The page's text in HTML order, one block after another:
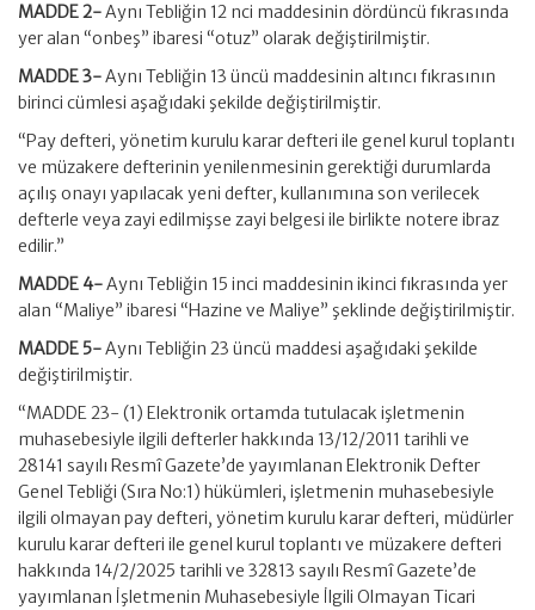
MADDE 2-Aynı Tebliğin 12 nci maddesinin dördüncü fıkrasında
yer alan “onbeş” ibaresi “otuz” olarak değiştirilmiştir.
MADDE 3-Aynı Tebliğin 13 üncü maddesinin altıncı fıkrasının
birinci cümlesi aşağıdaki şekilde değiştirilmiştir.
“Pay defteri, yönetim kurulu karar defteri ile genel kurul toplantı
ve müzakere defterinin yenilenmesinin gerektiği durumlarda
açılış onayı yapılacak yeni defter, kullanımına son verilecek
defterle veya zayi edilmişse zayi belgesi ile birlikte notere ibraz
edilir.”
MADDE 4-Aynı Tebliğin 15 inci maddesinin ikinci fıkrasında yer
alan “Maliye” ibaresi “Hazine ve Maliye” şeklinde değiştirilmiştir.
MADDE 5-Aynı Tebliğin 23 üncü maddesi aşağıdaki şekilde
değiştirilmiştir.
“MADDE 23- (1) Elektronik ortamda tutulacak işletmenin
muhasebesiyle ilgili defterler hakkında 13/12/2011 tarihli ve
28141 sayılı Resmî Gazete’de yayımlanan Elektronik Defter
Genel Tebliği (Sıra No:1) hükümleri, işletmenin muhasebesiyle
ilgili olmayan pay defteri, yönetim kurulu karar defteri, müdürler
kurulu karar defteri ile genel kurul toplantı ve müzakere defteri
hakkında 14/2/2025 tarihli ve 32813 sayılı Resmî Gazete’de
yayımlanan İşletmenin Muhasebesiyle İlgili Olmayan Ticari